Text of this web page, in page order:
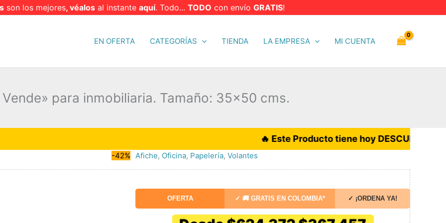
son los mejores, véalos al instante aquí. Todo... TODO con envío GRATIS!
EN OFERTA CATEGORÍAS TIENDA LA EMPRESA MI CUENTA
para inmobiliaria. Tamaño: 35×50 cms.
🔥 Este Producto tiene hoy DESCUENTO del 42%:
-42% Afiche, Oficina, Papelería, Volantes
OFERTA ✓ 🚚 GRATIS EN COLOMBIA* ✓ ¡ORDENA YA!